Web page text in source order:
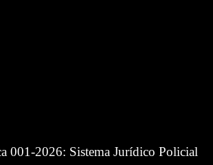
001-2026: Sistema Jurídico Policial